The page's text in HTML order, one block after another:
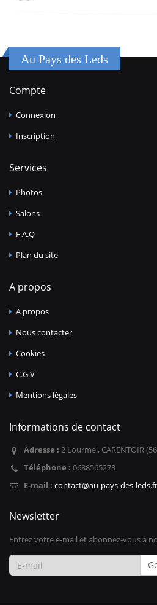
Au Pays des Leds
Compte
Connexion
Inscription
Services
Photos
Salons
F.A.Q
Plan du site
A propos
A propos
Nous contacter
Cookies
C.G.V
Mentions légales
Informations de contact
Adresse : 2 Lourmel, CARENTOIR
Téléphone : 0688565273
E-mail : contact@au-pays-des-leds.fr
Newsletter
Entrez votre e-mail et abonnez-vous à